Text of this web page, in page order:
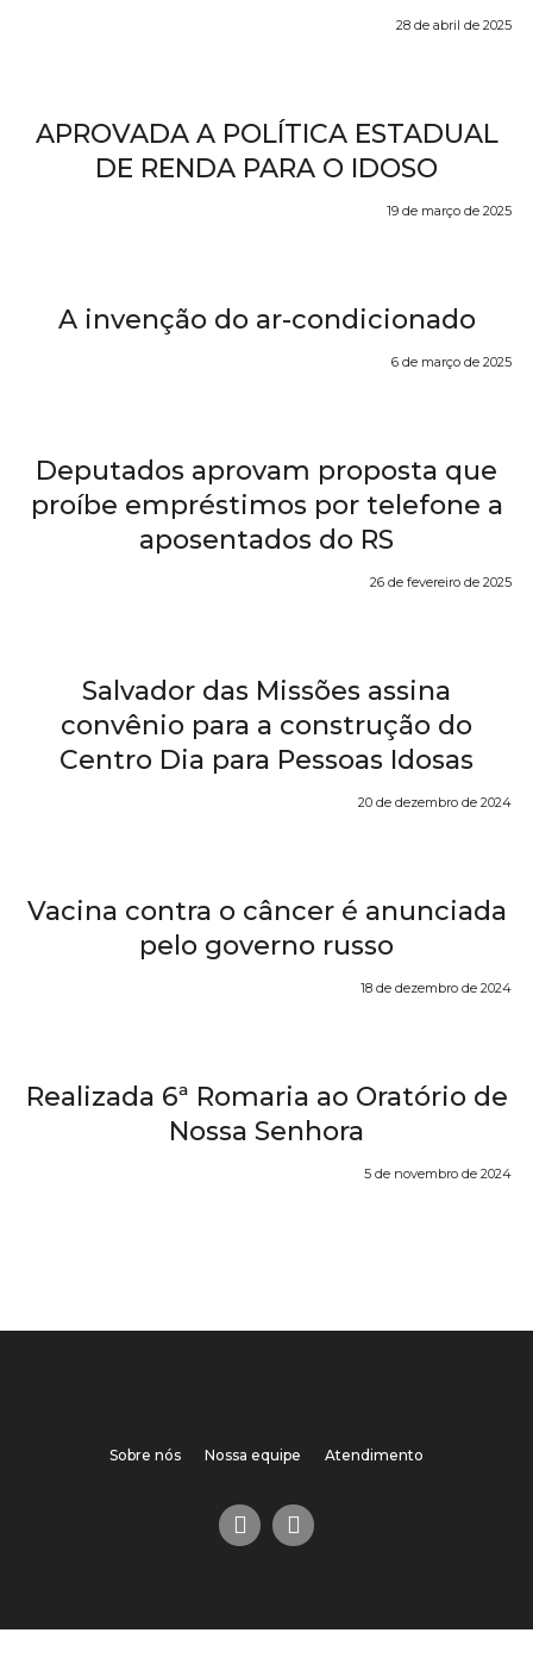
28 de abril de 2025
APROVADA A POLÍTICA ESTADUAL
DE RENDA PARA O IDOSO
19 de março de 2025
A invenção do ar-condicionado
6 de março de 2025
Deputados aprovam proposta que
proíbe empréstimos por telefone a
aposentados do RS
26 de fevereiro de 2025
Salvador das Missões assina
convênio para a construção do
Centro Dia para Pessoas Idosas
20 de dezembro de 2024
Vacina contra o câncer é anunciada
pelo governo russo
18 de dezembro de 2024
Realizada 6ª Romaria ao Oratório de
Nossa Senhora
5 de novembro de 2024
Sobre nós Nossa equipe Atendimento